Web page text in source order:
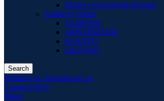
Skrine s posuvnými dverami
Spálňový sektor
ALMOND
AMSTERDAM
KSANTO
SILVANO
Search
Prihlásiť sa / Registrovať sa
0 items 0,00 €
Menu